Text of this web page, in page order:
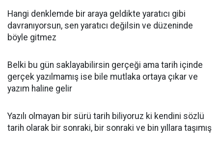
Hangi denklemde bir araya geldikte yaratıcı gibi
davranıyorsun, sen yaratıcı değilsin ve düzeninde
böyle gitmez
Belki bu gün saklayabilirsin gerçeği ama tarih içinde
gerçek yazılmamış ise bile mutlaka ortaya çıkar ve
yazım haline gelir
Yazılı olmayan bir sürü tarih biliyoruz ki kendini sözlü
tarih olarak bir sonraki, bir sonraki ve bin yıllara taşımış